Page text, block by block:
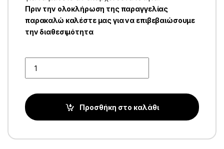
Πριν την ολοκλήρωση της παραγγελίας
παρακαλώ καλέστε μας για να επιβεβαιώσουμε
την διαθεσιμότητα
Προσθήκη στο καλάθι